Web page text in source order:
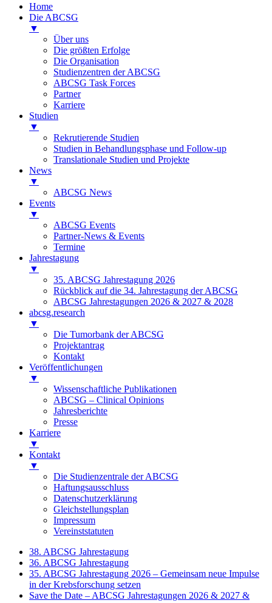
Home
Die ABCSG
▼
Über uns
Die größten Erfolge
Die Organisation
Studienzentren der ABCSG
ABCSG Task Forces
Partner
Karriere
Studien
▼
Rekrutierende Studien
Studien in Behandlungsphase und Follow-up
Translationale Studien und Projekte
News
▼
ABCSG News
Events
▼
ABCSG Events
Partner-News & Events
Termine
Jahrestagung
▼
35. ABCSG Jahrestagung 2026
Rückblick auf die 34. Jahrestagung der ABCSG
ABCSG Jahrestagungen 2026 & 2027 & 2028
abcsg.research
▼
Die Tumorbank der ABCSG
Projektantrag
Kontakt
Veröffentlichungen
▼
Wissenschaftliche Publikationen
ABCSG – Clinical Opinions
Jahresberichte
Presse
Karriere
▼
Kontakt
▼
Die Studienzentrale der ABCSG
Haftungsausschluss
Datenschutzerklärung
Gleichstellungsplan
Impressum
Vereinststatuten
38. ABCSG Jahrestagung
36. ABCSG Jahrestagung
35. ABCSG Jahrestagung 2026 – Gemeinsam neue Impulse
in der Krebsforschung setzen
Save the Date – ABCSG Jahrestagungen 2026 & 2027 &